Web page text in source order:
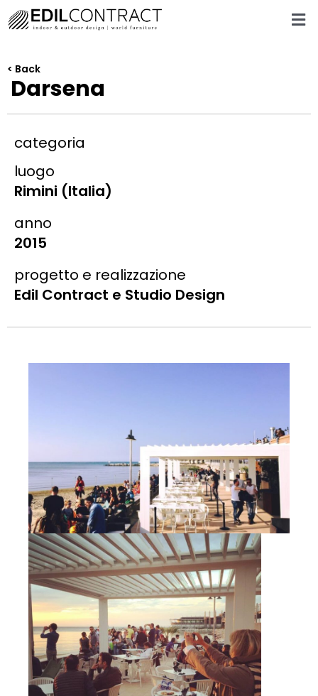
< Back
Darsena
categoria
luogo
Rimini (Italia)
anno
2015
progetto e realizzazione
Edil Contract e Studio Design